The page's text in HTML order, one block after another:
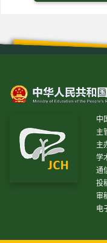
中
主
主
学
通
投
审
电